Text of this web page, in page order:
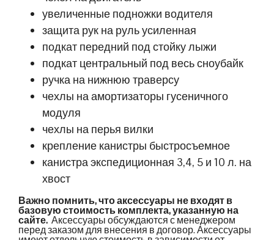
увеличенные подножки водителя
защита рук на руль усиленная
подкат передний под стойку лыжи
подкат центральный под весь сноубайк
ручка на нижнюю траверсу
чехлы на амортизаторы гусеничного
модуля
чехлы на перья вилки
крепление канистры быстросъемное
канистра экспедиционная 3,4, 5 и 10 л. на
хвост
Важно помнить, что аксессуары не входят в
базовую стоимость комплекта, указанную на
сайте. Аксессуары обсуждаются с менеджером
перед заказом для внесения в договор. Аксессуары